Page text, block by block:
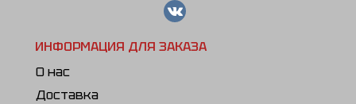
ИНФОРМАЦИЯ ДЛЯ ЗАКАЗА
О нас
Доставка